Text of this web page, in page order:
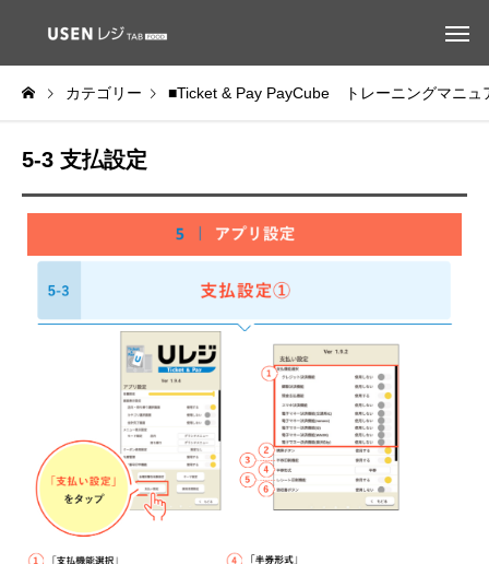
カテゴリー ■Ticket & Pay PayCube トレーニングマニュ
5-3 支払設定